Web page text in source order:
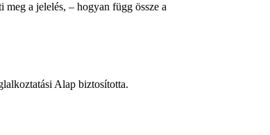
a jelelés, – hogyan függ össze a
Alap biztosította.